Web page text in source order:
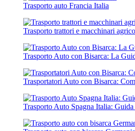
Trasporto auto Francia Italia
Trasporto trattori e macchinari
Trasporto Auto con Bisarca: La
Trasportatori Auto con Bisarca:
Trasporto Auto Spagna Italia: Guida